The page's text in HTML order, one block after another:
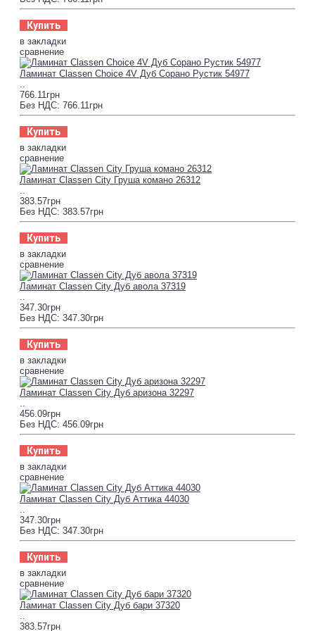
Купить
в закладки
сравнение
Ламинат Classen Choice 4V Дуб Сорано Рустик 54977
766.11грн
Без НДС: 766.11грн
Купить
в закладки
сравнение
Ламинат Classen City Груша комано 26312
383.57грн
Без НДС: 383.57грн
Купить
в закладки
сравнение
Ламинат Classen City Дуб авола 37319
347.30грн
Без НДС: 347.30грн
Купить
в закладки
сравнение
Ламинат Classen City Дуб аризона 32297
456.09грн
Без НДС: 456.09грн
Купить
в закладки
сравнение
Ламинат Classen City Дуб Аттика 44030
347.30грн
Без НДС: 347.30грн
Купить
в закладки
сравнение
Ламинат Classen City Дуб бари 37320
383.57грн